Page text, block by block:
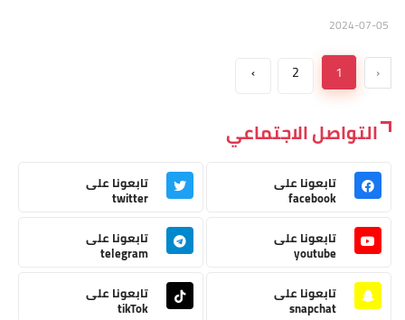
‹
1
2
›
التواصل الاجتماعي
تابعونا على
facebook
تابعونا على
twitter
تابعونا على
youtube
تابعونا على
telegram
تابعونا على
snapchat
تابعونا على
tikTok